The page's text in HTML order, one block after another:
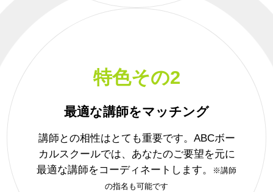
特色その2
最適な講師をマッチング
講師との相性はとても重要です。ABCボー
カルスクールでは、あなたのご要望を元に
最適な講師をコーディネートします。
※講師
の指名も可能です